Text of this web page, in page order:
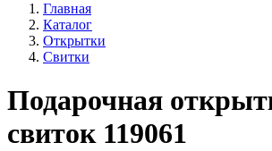
Главная
Каталог
Открытки
Свитки
Подарочная
свиток 119061